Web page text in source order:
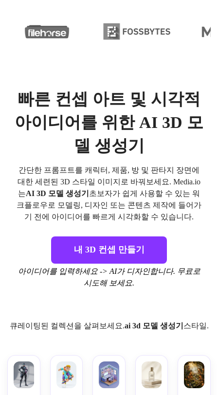
빠른 컨셉 아트 및 시각적
아이디어를 위한 AI 3D 모
델 생성기
간단한 프롬프트를 캐릭터, 제품, 방 및 판타지 장면에
대한 세련된 3D 스타일 이미지로 바꿔보세요. Media.io
는AI 3D 모델 생성기 초보자가 쉽게 사용할 수 있는 워
크플로우로 모델링, 디자인 또는 콘텐츠 제작에 들어가
기 전에 아이디어를 빠르게 시각화할 수 있습니다.
내 3D 컨셉 만들기
아이디어를 입력하세요 -> AI가 디자인합니다. 무료로
시도해 보세요.
큐레이팅된 컬렉션을 살펴보세요.ai 3d 모델 생성기 스타일.